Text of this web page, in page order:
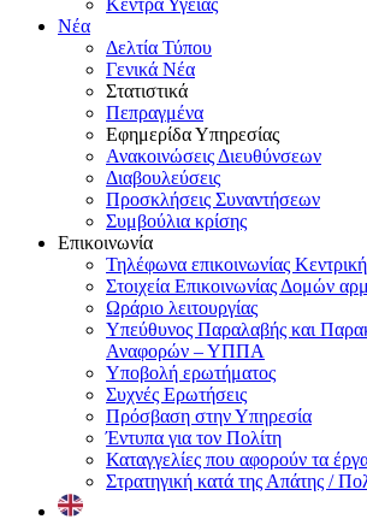
Κέντρα Υγείας
Νέα
Δελτία Τύπου
Γενικά Νέα
Στατιστικά
Πεπραγμένα
Εφημερίδα Υπηρεσίας
Ανακοινώσεις Διευθύνσεων
Διαβουλεύσεις
Προσκλήσεις Συναντήσεων
Συμβούλια κρίσης
Επικοινωνία
Τηλέφωνα επικοινωνίας
Στοιχεία Επικοινωνίας Δομών
Ωράριο λειτουργίας
Υπεύθυνος Παραλαβής και
Αναφορών – ΥΠΠΑ
Υποβολή ερωτήματος
Συχνές Ερωτήσεις
Πρόσβαση στην Υπηρεσία
Έντυπα για τον Πολίτη
Καταγγελίες που αφορούν τα
Στρατηγική κατά της Απάτης /